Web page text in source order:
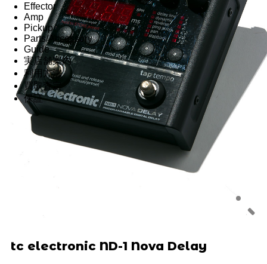
Effector
Amp
Pickup
Parts/Accessory
Guide
実店舗案内
利用方法
買取査定
保証
tc electronic ND-1 Nova Delay